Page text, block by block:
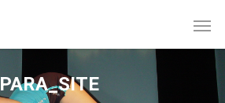
PARA_SITE